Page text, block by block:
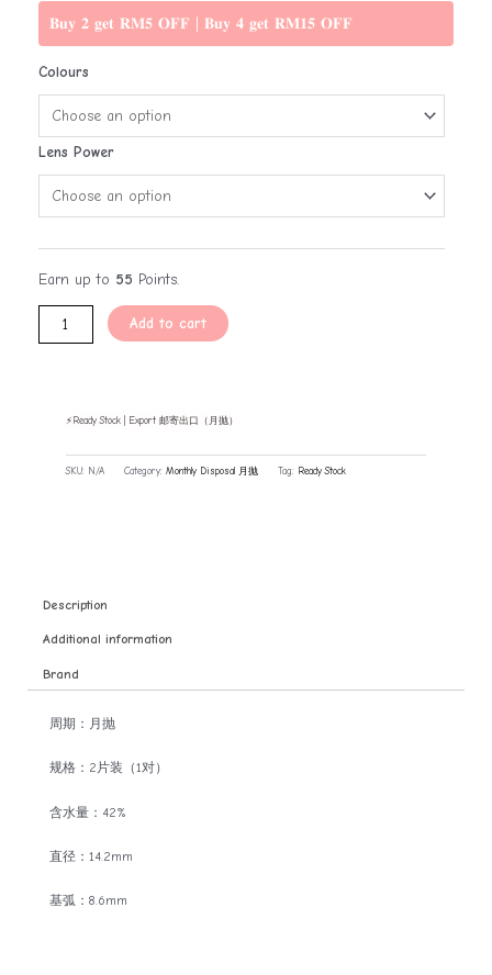
𝐁𝐮𝐲 𝟐 𝐠𝐞𝐭 𝐑𝐌𝟓 𝐎𝐅𝐅 | 𝐁𝐮𝐲 𝟒 𝐠𝐞𝐭 𝐑𝐌𝟏𝟓 𝐎𝐅𝐅
Colours
Lens Power
Earn up to 55 Points.
Add to cart
⚡Ready Stock | Export 邮寄出口（月抛）
SKU: N/A Category: Monthly Disposal 月抛 Tag: Ready Stock
Description
Additional information
Brand
周期：月抛
规格：2片装（1对）
含水量：42%
直径：14.2mm
基弧：8.6mm